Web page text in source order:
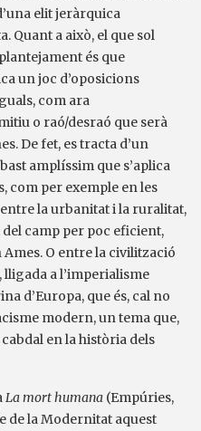
elit jeràrquica
Quant a això, el que sol
és que
un joc d’oposicions
com ara
o raó/desraó que serà
De fet, es tracta d’un
amplíssim que s’aplica
com per exemple en les
la urbanitat i la ruralitat,
camp per poc eficient,
O entre la civilització
lligada a l’imperialisme
d’Europa, que és, cal no
modern, un tema que,
en la història dels
La mort humana (Empúries,
de la Modernitat aquest